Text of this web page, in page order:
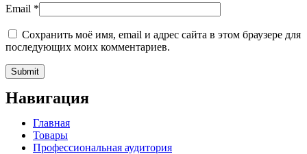
Email *
Сохранить моё имя, email и адрес сайта в этом браузере для
последующих моих комментариев.
Навигация
Главная
Товары
Профессиональная аудитория